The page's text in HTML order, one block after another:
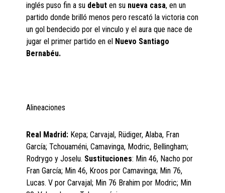
inglés puso fin a su debut en su nueva casa, en un
partido donde brilló menos pero rescató la victoria con
un gol bendecido por el vinculo y el aura que nace de
jugar el primer partido en el Nuevo Santiago
Bernabéu.
Alineaciones
Real Madrid: Kepa; Carvajal, Rüdiger, Alaba, Fran
García; Tchouaméni, Camavinga, Modric, Bellingham;
Rodrygo y Joselu. Sustituciones: Min 46, Nacho por
Fran García; Min 46, Kroos por Camavinga; Min 76,
Lucas. V por Carvajal; Min 76 Brahim por Modric; Min